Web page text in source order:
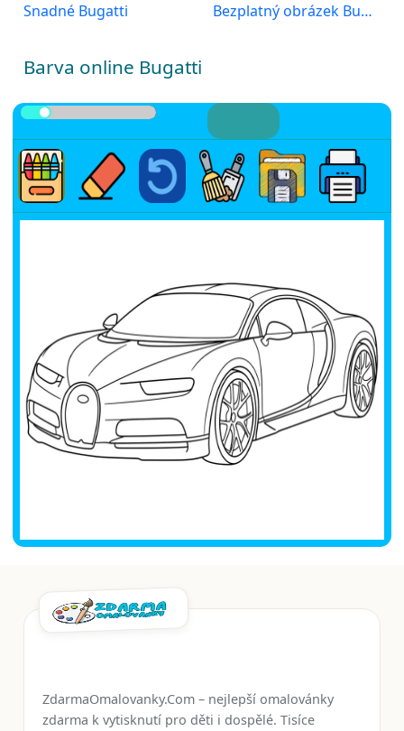
Snadné Bugatti Bezplatný obrázek Bugatti
Barva online Bugatti
ZdarmaOmalovanky.Com – nejlepší omalovánky
zdarma k vytisknutí pro děti i dospělé. Tisíce